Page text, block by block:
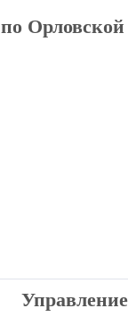
по Орловской